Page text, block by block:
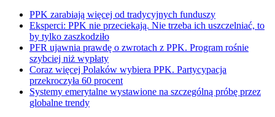
PPK zarabiają więcej od tradycyjnych funduszy
Eksperci: PPK nie przeciekają. Nie trzeba ich uszczelniać, to
by tylko zaszkodziło
PFR ujawnia prawdę o zwrotach z PPK. Program rośnie
szybciej niż wypłaty
Coraz więcej Polaków wybiera PPK. Partycypacja
przekroczyła 60 procent
Systemy emerytalne wystawione na szczególną próbę przez
globalne trendy